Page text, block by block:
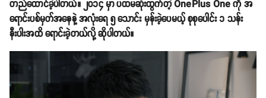
တည်ထောင်ခဲ့ပါတယ်။ ၂၀၁၄ မှာ ပထမဆုံးထွက်တဲ့ OnePlus One ကို အ
ရောင်းပစ်မှတ်အနေနဲ့ အလုံးရေ ၅ သောင်း မှန်းခဲ့ပေမယ့် စုစုပေါင်း ၁ သန်း
နီးပါးအထိ ရောင်းခဲ့တယ်လို့ ဆိုပါတယ်။